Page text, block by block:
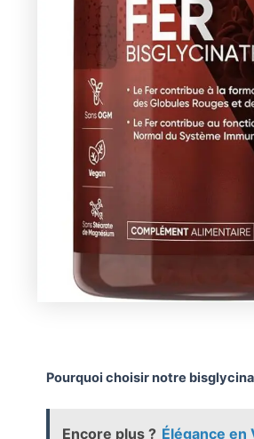
Pourquoi choisir notre
Encore plus ? Élégance en